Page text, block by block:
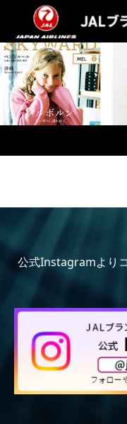
公式Instagramより